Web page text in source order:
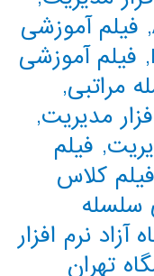
, فیلم آموزشی
, فیلم آموزشی
مراتبی,
مدیریت,
, فیلم
فیلم کلاس
سلسله
نرم افزار
تهران